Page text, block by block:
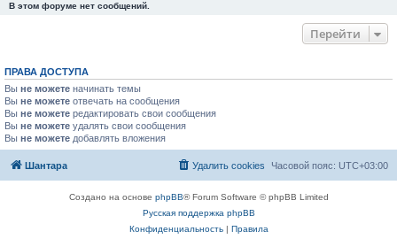
В этом форуме нет сообщений.
Перейти
ПРАВА ДОСТУПА
Вы не можете начинать темы
Вы не можете отвечать на сообщения
Вы не можете редактировать свои сообщения
Вы не можете удалять свои сообщения
Вы не можете добавлять вложения
Шантара Часовой пояс: UTC+03:00
Удалить cookies
Создано на основе phpBB® Forum Software © phpBB Limited
Русская поддержка phpBB
Конфиденциальность| Правила